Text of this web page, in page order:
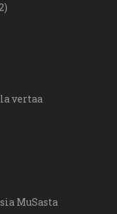
vertaa
MuSasta